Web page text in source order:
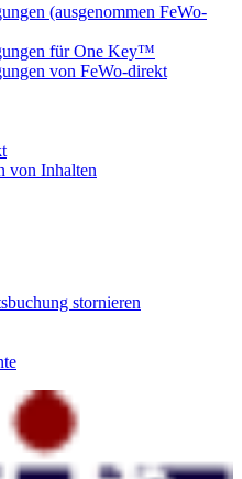
(ausgenommen FeWo-
für One Key™
von FeWo-direkt
von Inhalten
stornieren